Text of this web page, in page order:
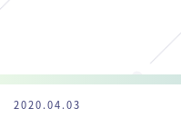
2020.04.03